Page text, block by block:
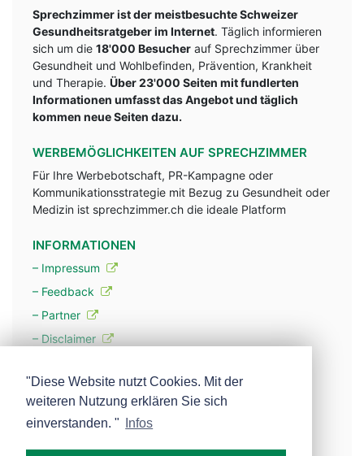
Sprechzimmer ist der meistbesuchte Schweizer
Gesundheitsratgeber im Internet. Täglich informieren
sich um die 18'000 Besucher auf Sprechzimmer über
Gesundheit und Wohlbefinden, Prävention, Krankheit
und Therapie. Über 23'000 Seiten mit fundlerten
Informationen umfasst das Angebot und täglich
kommen neue Seiten dazu.
WERBEMÖGLICHKEITEN AUF SPRECHZIMMER
Für Ihre Werbebotschaft, PR-Kampagne oder
Kommunikationsstrategie mit Bezug zu Gesundheit oder
Medizin ist sprechzimmer.ch die ideale Platform
INFORMATIONEN
– Impressum
– Feedback
– Partner
– Disclaimer
– Werbung
– Mehr über unsere Experten
"Diese Website nutzt Cookies. Mit der
weiteren Nutzung erklären Sie sich
einverstanden. "
Infos